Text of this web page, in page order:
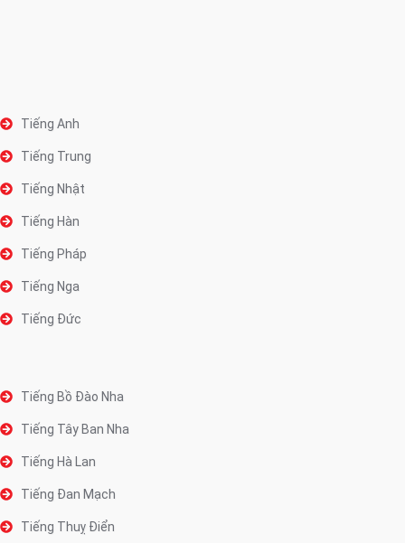
Tiếng Anh
Tiếng Trung
Tiếng Nhật
Tiếng Hàn
Tiếng Pháp
Tiếng Nga
Tiếng Đức
Tiếng Bồ Đào Nha
Tiếng Tây Ban Nha
Tiếng Hà Lan
Tiếng Đan Mạch
Tiếng Thuỵ Điển